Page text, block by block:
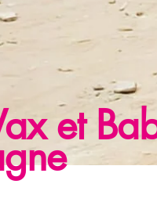
et